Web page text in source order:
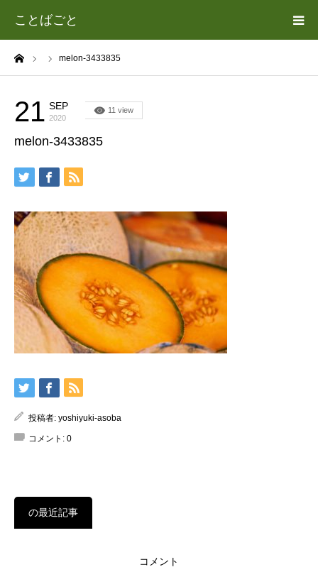
ことばごと
melon-3433835
21 SEP
2020
11 view
melon-3433835
投稿者: yoshiyuki-asoba
コメント: 0
の最近記事
コメント
ホーム
カテゴリー
遊場志善（あそば よしゆき）について